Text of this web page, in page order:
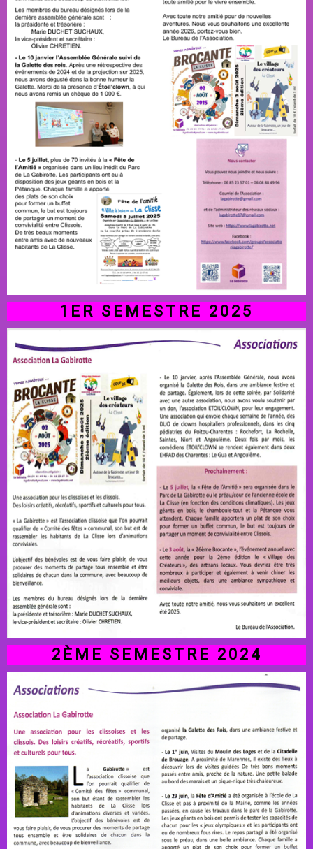
1ER SEMESTRE 2025
2ÈME SEMESTRE 2024